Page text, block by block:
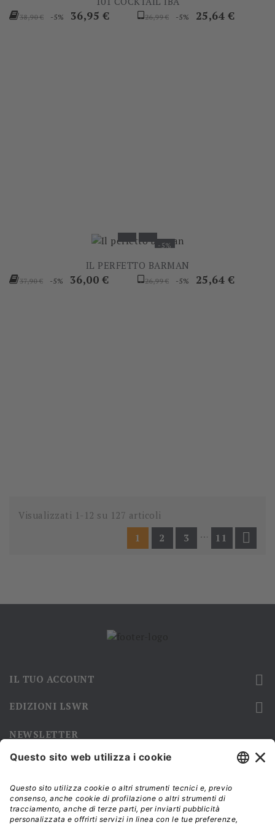
Prezzo
38,90 € -5% Prezzo
36,95 €
Prezzo
26,99 € -5% Prezzo
25,64 €
-5%
IL PERFETTO BARMAN
Prezzo
37,90 € -5% Prezzo
36,00 €
Prezzo
26,99 € -5% Prezzo
25,64 €
Visualizzati 1-12 su 127 articoli
1
2 3 … 11 
IL TUO ACCOUNT 
EDIZIONI LSWR 
NEWSLETTER
Iscriviti alla nostra newsletter e rimani sempre aggiornato sulle